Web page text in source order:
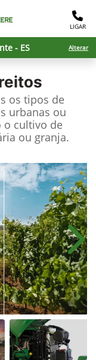
LIGAR
- ES Alterar
os tipos de
urbanas ou
o cultivo de
ou granja.